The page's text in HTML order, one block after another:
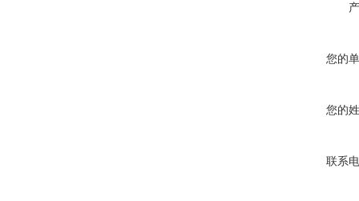
您的
您的
联系